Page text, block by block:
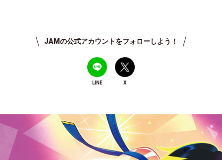
JAMの公式アカウントをフォローしよう！
LINE X